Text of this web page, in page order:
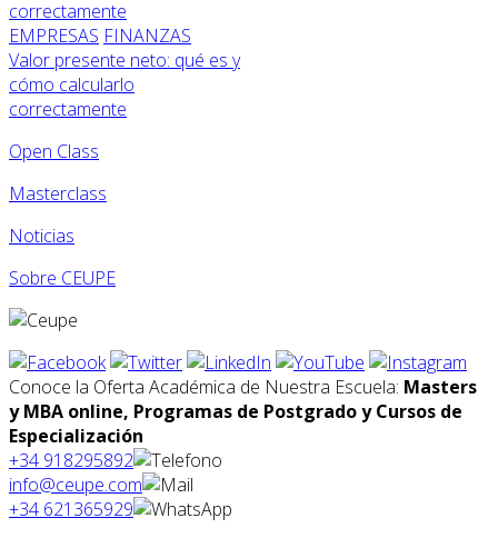
EMPRESAS FINANZAS
Valor presente neto: qué es y
cómo calcularlo
correctamente
Open Class
Masterclass
Noticias
Sobre CEUPE
Conoce la Oferta Académica de Nuestra Escuela: Masters
y MBA online, Programas de Postgrado y Cursos de
Especialización
+34 918295892
info@ceupe.com
+34 621365929